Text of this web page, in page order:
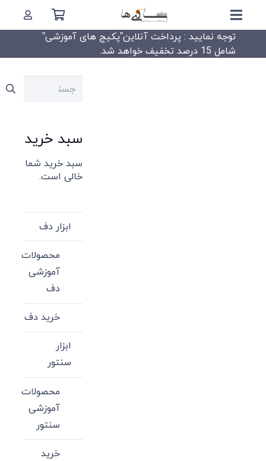
توجه نمایید : پرداخت آنلاین”پکیج های آموزشی”
شامل 15 درصد تخفیف خواهد شد.
جستجو
سبد خرید
سبد خرید شما
خالی است.
ابزار دف
محصولات
آموزشی
دف
خرید دف
ابزار
سنتور
محصولات
آموزشی
سنتور
خرید